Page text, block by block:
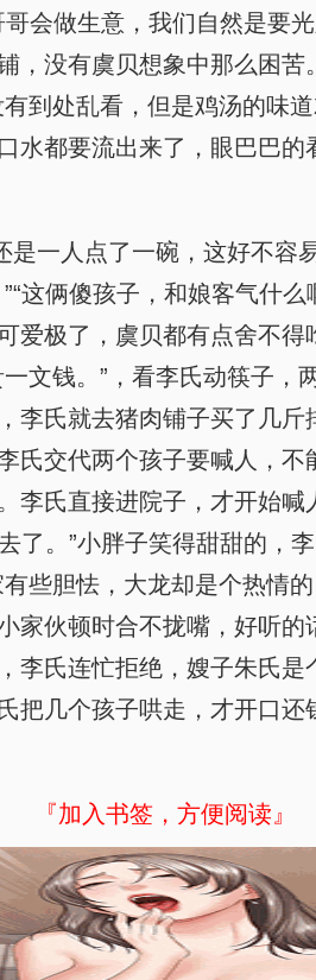
会做生意，我们自然是要
没有虞贝想象中那么困
到处乱看，但是鸡汤的味
都要流出来了，眼巴巴
一人点了一碗，这好不
这俩傻孩子，和娘客气什
极了，虞贝都有点舍不
文钱。”，看李氏动筷子
李氏就去猪肉铺子买了几
氏交代两个孩子要喊人，
氏直接进院子，才开始喊
了。”小胖子笑得甜甜的，
些胆怯，大龙却是个热情
家伙顿时合不拢嘴，好听
氏连忙拒绝，嫂子朱氏
几个孩子哄走，才开口
『加入书签，方便阅读』